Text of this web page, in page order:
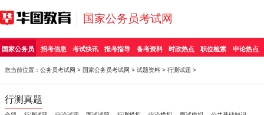
国家公务员考试网
国家公务员 招考信息 考试快讯 报考指导 备考资料 时政热点 职位检索 申论热点
您当前位置： 公务员考试网 > 国家公务员考试网 > 试题资料 > 行测试题 >
行测真题